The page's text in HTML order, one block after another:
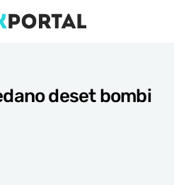
deset bombi